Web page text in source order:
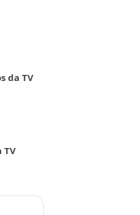
da TV
TV